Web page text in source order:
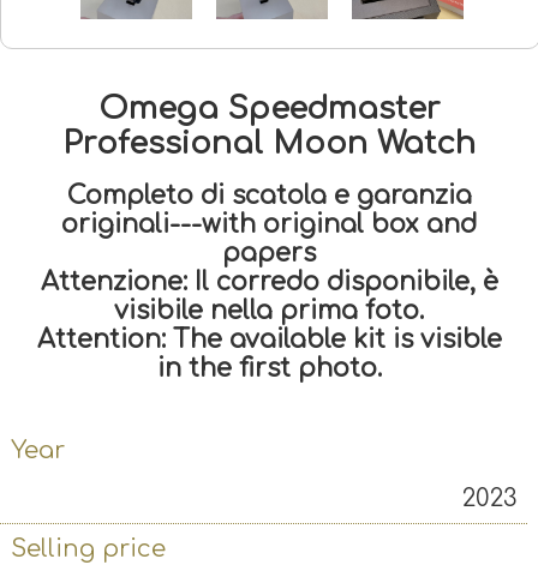
Omega Speedmaster
Professional Moon Watch
Completo di scatola e garanzia
originali---with original box and
papers
Attenzione: Il corredo disponibile, è
visibile nella prima foto.
Attention: The available kit is visible
in the first photo.
Year
2023
Selling price